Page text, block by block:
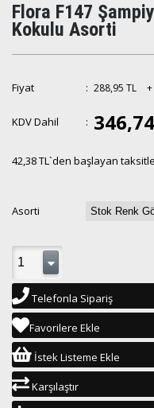
Flora F147
Kokulu Asorti
Fiyat : 288,95 TL
KDV Dahil :
42,38 TL`den başlayan
Asorti
Telefonla Sipariş
Favorilere Ekle
İstek Listeme Ekle
Karşılaştır